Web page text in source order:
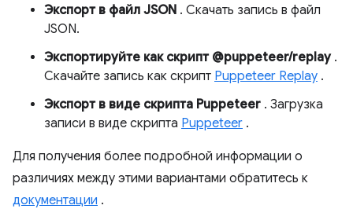
Экспорт в файл JSON . Скачать запись в файл
JSON.
Экспортируйте как скрипт @puppeteer/replay.
Скачайте запись как скрипт Puppeteer Replay .
Экспорт в виде скрипта Puppeteer . Загрузка
записи в виде скрипта Puppeteer .
Для получения более подробной информации о
различиях между этими вариантами обратитесь к
документации .